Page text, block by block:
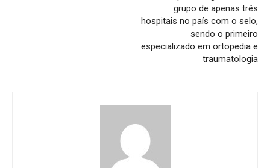
grupo de apenas três
hospitais no país com o selo,
sendo o primeiro
especializado em ortopedia e
traumatologia